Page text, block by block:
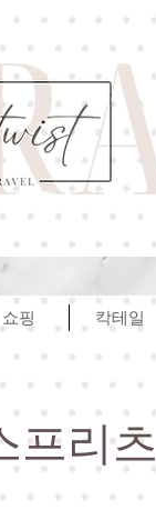
쇼핑 칵테일
프리츠